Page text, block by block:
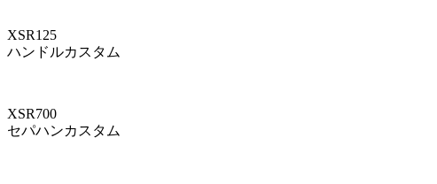
XSR125
ハンドルカスタム
XSR700
セパハンカスタム